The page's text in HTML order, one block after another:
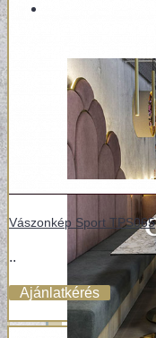
Vászonkép Sport TPS065
..
Ajánlatkérés